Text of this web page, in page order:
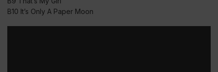
B10 It’s Only A Paper Moon